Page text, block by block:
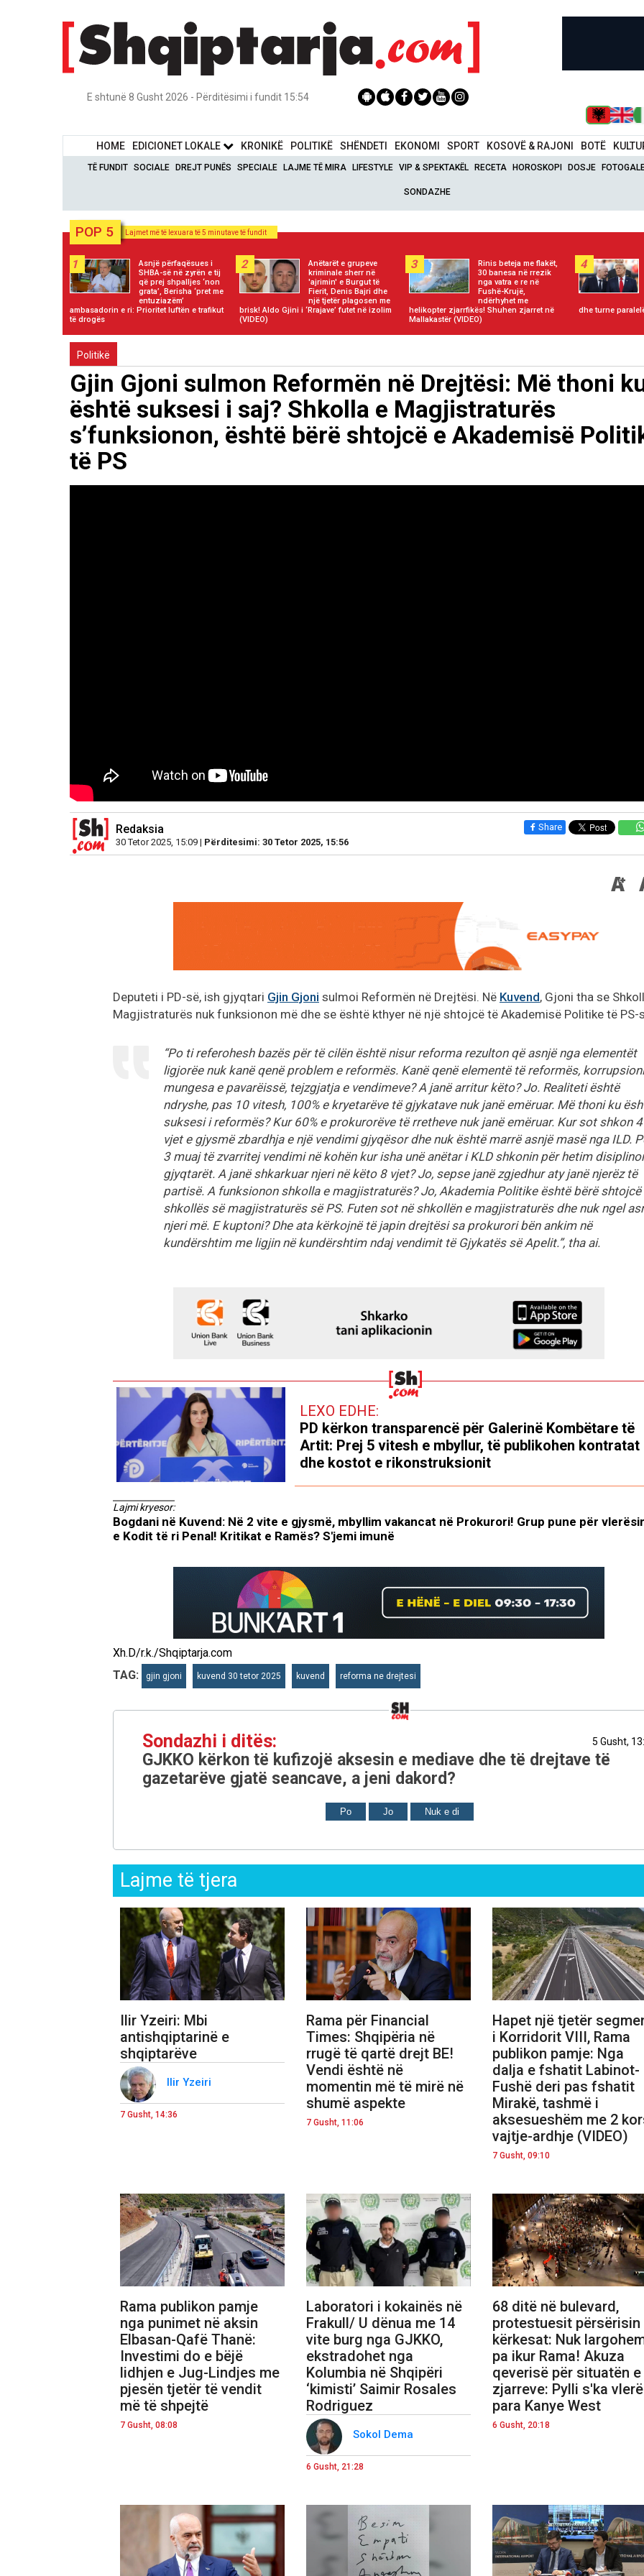
E shtunë 8 Gusht 2026 - Përditësimi i fundit 15:54
HOME EDICIONET LOKALE KRONIKË POLITIKË SHËNDETI EKONOMI SPORT KOSOVË & RAJONI BOTË
TË FUNDIT SOCIALE DREJT PUNËS SPECIALE LAJME TË MIRA LIFESTYLE VIP & SPEKTAKËL RECETA HOROSKOPI DOSJE
SONDAZHE
POP 5 Lajmet më të lexuara të 5 minutave të fundit
1
Asnjë përfaqësues i
SHBA-së në zyrën e tij
që prej shpalljes ‘non
grata’, Berisha ‘pret me
entuziazëm’
ambasadorin e ri: Prioritet luftën e trafikut
të drogës
2
Anëtarët e grupeve
kriminale sherr në
'ajrimin' e Burgut të
Fierit, Denis Bajri dhe
një tjetër plagosen me
brisk! Aldo Gjini i ‘Rrajave’ futet në izolim
(VIDEO)
3
Rinis beteja me flakët,
30 banesa në rrezik
nga vatra e re në
Fushë-Krujë,
ndërhyhet me
helikopter zjarrfikës! Shuhen zjarret në
Mallakastër (VIDEO)
4
dhe turne
Politikë
Gjin Gjoni sulmon Reformën në Drejtësi: Më thoni
është suksesi i saj? Shkolla e Magjistraturës
s’funksionon, është bërë shtojcë e Akademisë
të PS
Redaksia
30 Tetor 2025, 15:09 | Përditesimi: 30 Tetor 2025, 15:56
Share
Deputeti i PD-së, ish gjyqtari Gjin Gjoni sulmoi Reformën në Drejtësi. Në Kuvend, Gjoni tha se
Magjistraturës nuk funksionon më dhe se është kthyer në një shtojcë të Akademisë Politike të PS-
“Po ti referohesh bazës për të cilën është nisur reforma rezulton që asnjë nga elementët
ligjorëe nuk kanë qenë problem e reformës. Kanë qenë elementë të reformës,
mungesa e pavarëissë, tejzgjatja e vendimeve? A janë arritur këto? Jo. Realiteti është
ndryshe, pas 10 vitesh, 100% e kryetarëve të gjykatave nuk janë emëruar. Më thoni ku
suksesi i reformës? Kur 60% e prokurorëve të rretheve nuk janë emëruar. Kur sot shkon 4
vjet e gjysmë zbardhja e një vendimi gjyqësor dhe nuk është marrë asnjë masë nga ILD.
3 muaj të zvarritej vendimi në kohën kur isha unë anëtar i KLD shkonin për hetim
gjyqtarët. A janë shkarkuar njeri në këto 8 vjet? Jo, sepse janë zgjedhur aty janë njerëz të
partisë. A funksionon shkolla e magjistraturës? Jo, Akademia Politike është bërë shtojcë
shkollës së magjistraturës së PS. Futen sot në shkollën e magjistraturës dhe nuk ngel
njeri më. E kuptoni? Dhe ata kërkojnë të japin drejtësi sa prokurori bën ankim në
kundërshtim me ligjin në kundërshtim ndaj vendimit të Gjykatës së Apelit.”, tha ai.
LEXO EDHE:
PD kërkon transparencë për Galerinë Kombëtare të
Artit: Prej 5 vitesh e mbyllur, të publikohen kontratat
dhe kostot e rikonstruksionit
Lajmi kryesor:
Bogdani në Kuvend: Në 2 vite e gjysmë, mbyllim vakancat në Prokurori! Grup pune për
e Kodit të ri Penal! Kritikat e Ramës? S'jemi imunë
Xh.D/r.k./Shqiptarja.com
TAG:
gjin gjoni kuvend 30 tetor 2025 kuvend reforma ne drejtesi
Sondazhi i ditës: 5 Gusht,
GJKKO kërkon të kufizojë aksesin e mediave dhe të drejtave të
gazetarëve gjatë seancave, a jeni dakord?
Po Jo Nuk e di
Lajme të tjera
Ilir Yzeiri: Mbi
antishqiptarinë e
shqiptarëve
Ilir Yzeiri
7 Gusht, 14:36
Rama për Financial
Times: Shqipëria në
rrugë të qartë drejt BE!
Vendi është në
momentin më të mirë në
shumë aspekte
7 Gusht, 11:06
Hapet një tjetër
i Korridorit VIII, Rama
publikon pamje: Nga
dalja e fshatit Labinot-
Fushë deri pas fshatit
Mirakë, tashmë i
aksesueshëm me 2
vajtje-ardhje (VIDEO)
7 Gusht, 09:10
Rama publikon pamje
nga punimet në aksin
Elbasan-Qafë Thanë:
Investimi do e bëjë
lidhjen e Jug-Lindjes me
pjesën tjetër të vendit
më të shpejtë
7 Gusht, 08:08
Laboratori i kokainës në
Frakull/ U dënua me 14
vite burg nga GJKKO,
ekstradohet nga
Kolumbia në Shqipëri
‘kimisti’ Saimir Rosales
Rodriguez
Sokol Dema
6 Gusht, 21:28
68 ditë në bulevard,
protestuesit përsërisin
kërkesat: Nuk
pa ikur Rama! Akuza
qeverisë për situatën e
zjarreve: Pylli s'ka vlerë
para Kanye West
6 Gusht, 20:18